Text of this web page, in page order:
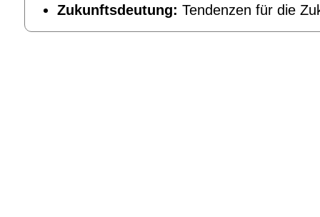
Zukunftsdeutung: Tendenzen für die